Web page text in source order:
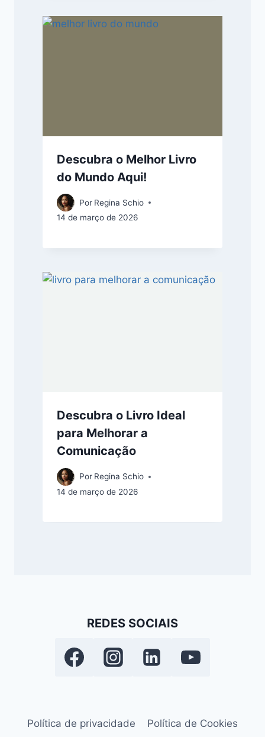
Descubra o Melhor Livro
do Mundo Aqui!
Por Regina Schio
14 de março de 2026
Descubra o Livro Ideal
para Melhorar a
Comunicação
Por Regina Schio
14 de março de 2026
REDES SOCIAIS
Política de privacidade Política de Cookies